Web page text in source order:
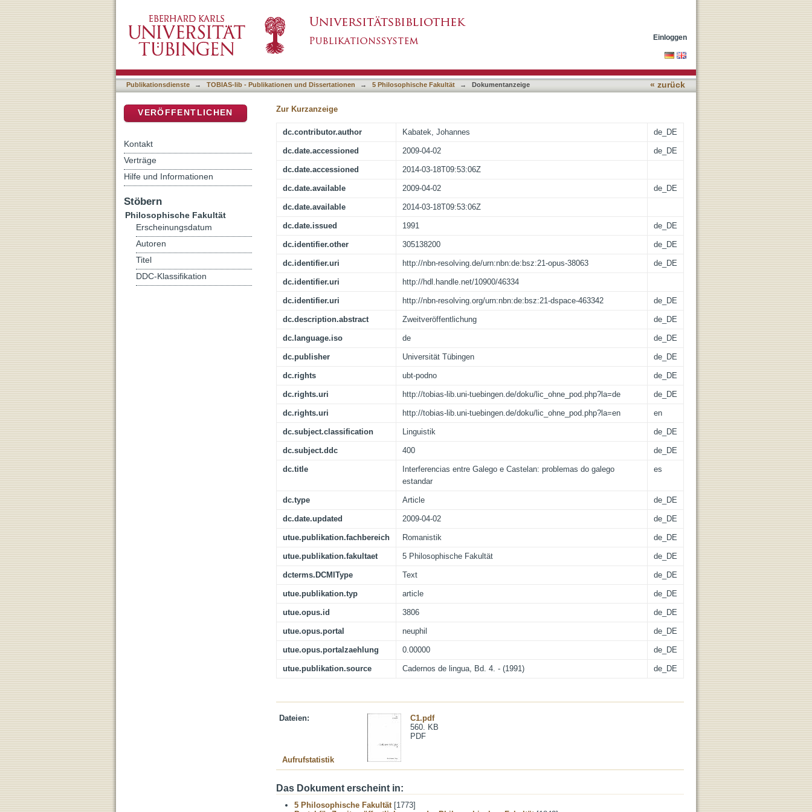
Einloggen
Publikationsdienste → TOBIAS-lib - Publikationen und Dissertationen → 5 Philosophische Fakultät → Dokumentanzeige « zurück
Zur Kurzanzeige
dc.contributor.author Kabatek, Johannes de_DE
dc.date.accessioned 2009-04-02 de_DE
dc.date.accessioned 2014-03-18T09:53:06Z
dc.date.available 2009-04-02 de_DE
dc.date.available 2014-03-18T09:53:06Z
dc.date.issued 1991 de_DE
dc.identifier.other 305138200 de_DE
dc.identifier.uri http://nbn-resolving.de/urn:nbn:de:bsz:21-opus-38063 de_DE
dc.identifier.uri http://hdl.handle.net/10900/46334
dc.identifier.uri http://nbn-resolving.org/urn:nbn:de:bsz:21-dspace-463342 de_DE
dc.description.abstract Zweitveröffentlichung de_DE
dc.language.iso de de_DE
dc.publisher Universität Tübingen de_DE
dc.rights ubt-podno de_DE
dc.rights.uri http://tobias-lib.uni-tuebingen.de/doku/lic_ohne_pod.php?la=de de_DE
dc.rights.uri http://tobias-lib.uni-tuebingen.de/doku/lic_ohne_pod.php?la=en en
dc.subject.classification Linguistik de_DE
dc.subject.ddc 400 de_DE
dc.title
Interferencias entre Galego e Castelan: problemas do galego
estandar
es
dc.type Article de_DE
dc.date.updated 2009-04-02 de_DE
utue.publikation.fachbereich Romanistik de_DE
utue.publikation.fakultaet 5 Philosophische Fakultät de_DE
dcterms.DCMIType Text de_DE
utue.publikation.typ article de_DE
utue.opus.id 3806 de_DE
utue.opus.portal neuphil de_DE
utue.opus.portalzaehlung 0.00000 de_DE
utue.publikation.source Cadernos de lingua, Bd. 4. - (1991) de_DE
Dateien:
C1.pdf
560. KB
PDF
Aufrufstatistik
Das Dokument erscheint in:
5 Philosophische Fakultät[1773]
VERÖFFENTLICHEN
Kontakt
Verträge
Hilfe und Informationen
Stöbern
Philosophische Fakultät
Erscheinungsdatum
Autoren
Titel
DDC-Klassifikation